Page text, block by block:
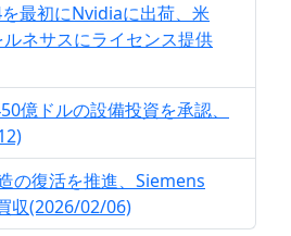
最初にNvidiaに出荷、米
ネサスにライセンス提供
億ドルの設備投資を承認、
の復活を推進、Siemens
収(2026/02/06)